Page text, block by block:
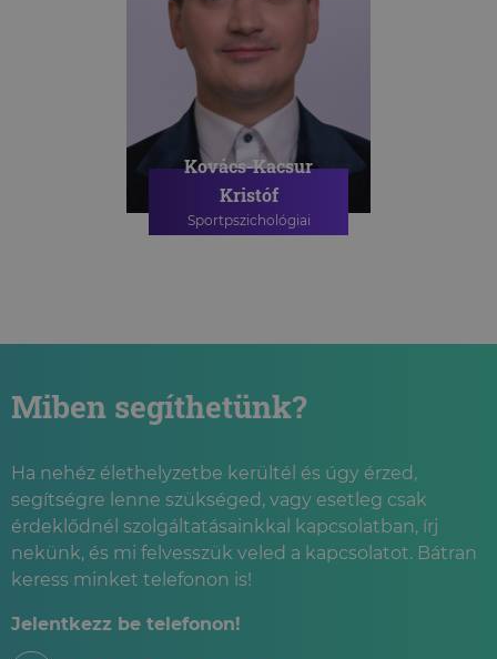
Kovács-Kacsur
Kristóf
Sportpszichológiai
Miben segíthetünk?
Ha nehéz élethelyzetbe kerültél és úgy érzed,
segítségre lenne szükséged, vagy esetleg csak
érdeklődnél szolgáltatásainkkal kapcsolatban, írj
nekünk, és mi felvesszük veled a kapcsolatot. Bátran
keress minket telefonon is!
Jelentkezz be telefonon!